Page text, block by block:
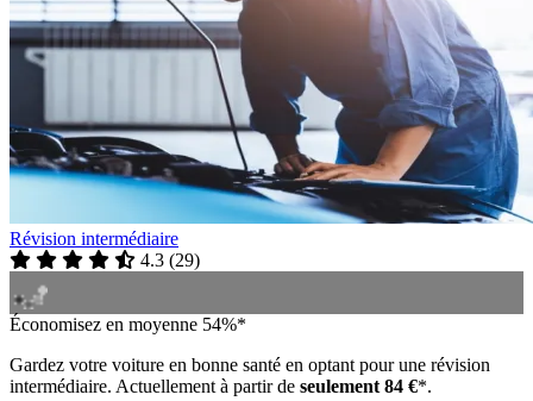
Révision intermédiaire
4.3 (29)
Économisez en moyenne 54%*
Gardez votre voiture en bonne santé en optant pour une révision
intermédiaire. Actuellement à partir de seulement 84 €*.